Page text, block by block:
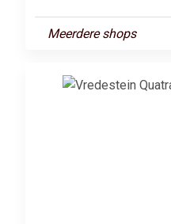
Meerdere shops